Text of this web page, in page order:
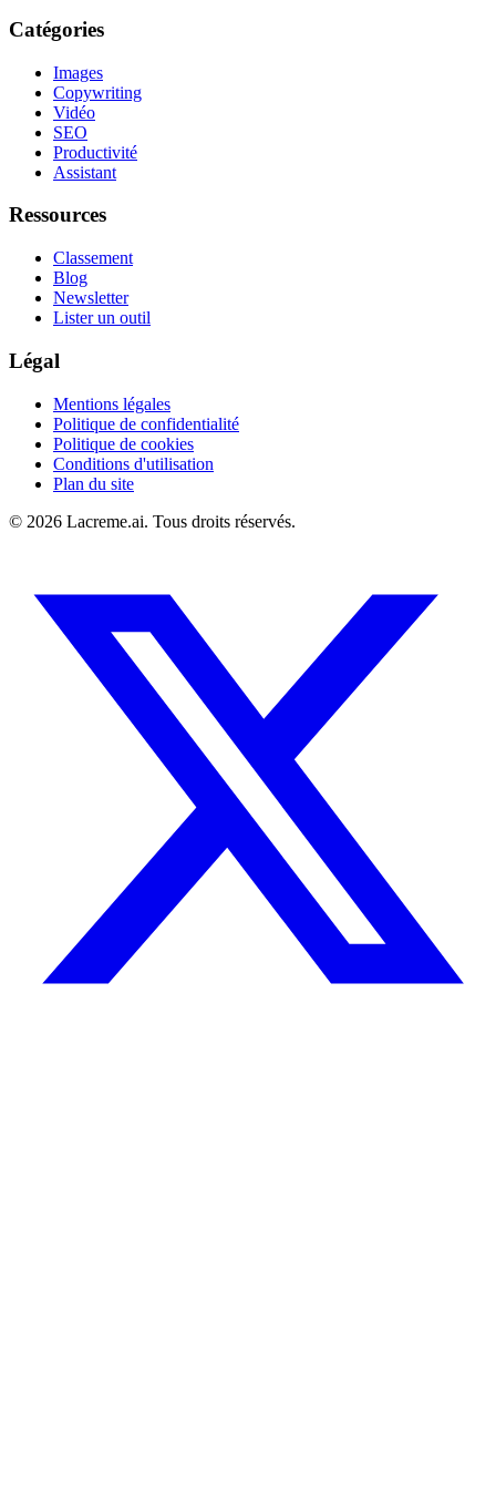
Catégories
Images
Copywriting
Vidéo
SEO
Productivité
Assistant
Ressources
Classement
Blog
Newsletter
Lister un outil
Légal
Mentions légales
Politique de confidentialité
Politique de cookies
Conditions d'utilisation
Plan du site
© 2026 Lacreme.ai. Tous droits réservés.